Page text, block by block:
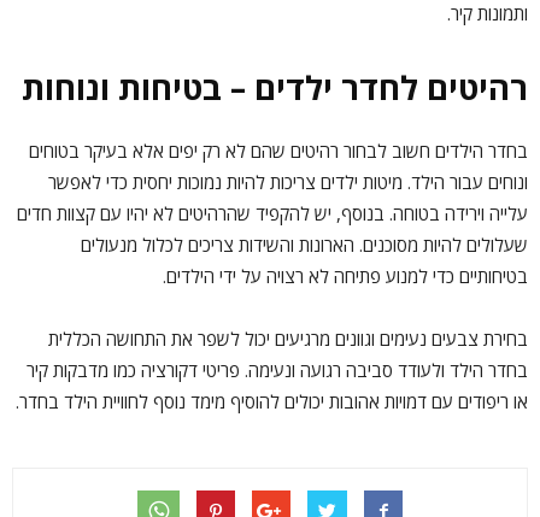
ותמונות קיר.
רהיטים לחדר ילדים – בטיחות ונוחות
בחדר הילדים חשוב לבחור רהיטים שהם לא רק יפים אלא בעיקר בטוחים
ונוחים עבור הילד. מיטות ילדים צריכות להיות נמוכות יחסית כדי לאפשר
עלייה וירידה בטוחה. בנוסף, יש להקפיד שהרהיטים לא יהיו עם קצוות חדים
שעלולים להיות מסוכנים. הארונות והשידות צריכים לכלול מנעולים
בטיחותיים כדי למנוע פתיחה לא רצויה על ידי הילדים.
בחירת צבעים נעימים וגוונים מרגיעים יכול לשפר את התחושה הכללית
בחדר הילד ולעודד סביבה רגועה ונעימה. פריטי דקורציה כמו מדבקות קיר
או ריפודים עם דמויות אהובות יכולים להוסיף מימד נוסף לחוויית הילד בחדר.